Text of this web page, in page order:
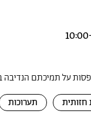
על תמיכתם
תערוכות